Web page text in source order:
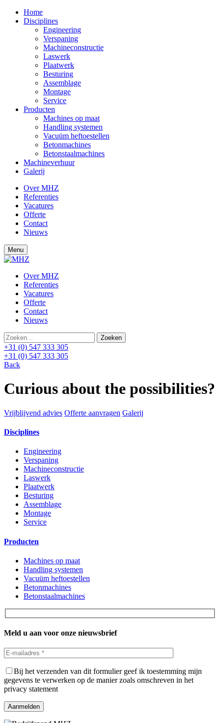
Home
Disciplines
Engineering
Verspaning
Machineconstructie
Laswerk
Plaatwerk
Besturing
Assemblage
Montage
Service
Producten
Machines op maat
Handling systemen
Vacuüm heftoestellen
Betonmachines
Betonstaalmachines
Machineverhuur
Galerij
Over MHZ
Referenties
Vacatures
Offerte
Contact
Nieuws
Menu
Over MHZ
Referenties
Vacatures
Offerte
Contact
Nieuws
+31 (0) 547 333 305
+31 (0) 547 333 305
Back
Curious about the possibilities?
Vrijblijvend advies Offerte aanvragen Galerij
Disciplines
Engineering
Verspaning
Machineconstructie
Laswerk
Plaatwerk
Besturing
Assemblage
Montage
Service
Producten
Machines op maat
Handling systemen
Vacuüm heftoestellen
Betonmachines
Betonstaalmachines
Meld u aan voor onze nieuwsbrief
Bij het verzenden van dit formulier geef ik toestemming mijn
gegevens te verwerken op de manier zoals omschreven in het
privacy statement